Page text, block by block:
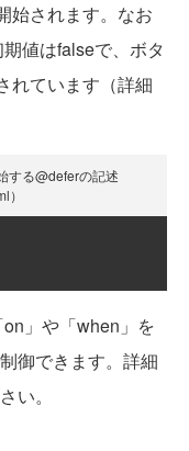
始されます。なお
値はfalseで、ボタ
れています（詳細
する@deferの記述
」や「when」を
御できます。詳細
い。